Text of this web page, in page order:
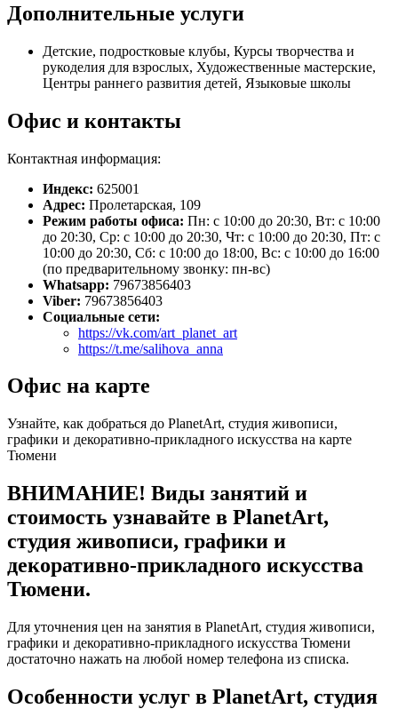
Дополнительные услуги
Детские, подростковые клубы, Курсы творчества и
рукоделия для взрослых, Художественные мастерские,
Центры раннего развития детей, Языковые школы
Офис и контакты
Контактная информация:
Индекс: 625001
Адрес: Пролетарская, 109
Режим работы офиса: Пн: с 10:00 до 20:30, Вт: с 10:00
до 20:30, Ср: с 10:00 до 20:30, Чт: с 10:00 до 20:30, Пт: с
10:00 до 20:30, Сб: с 10:00 до 18:00, Вс: с 10:00 до 16:00
(по предварительному звонку: пн-вс)
Whatsapp: 79673856403
Viber: 79673856403
Социальные сети:
https://vk.com/art_planet_art
https://t.me/salihova_anna
Офис на карте
Узнайте, как добраться до PlanetArt, студия живописи,
графики и декоративно-прикладного искусства на карте
Тюмени
ВНИМАНИЕ! Виды занятий и
стоимость узнавайте в PlanetArt,
студия живописи, графики и
декоративно-прикладного искусства
Тюмени.
Для уточнения цен на занятия в PlanetArt, студия живописи,
графики и декоративно-прикладного искусства Тюмени
достаточно нажать на любой номер телефона из списка.
Особенности услуг в PlanetArt, студия